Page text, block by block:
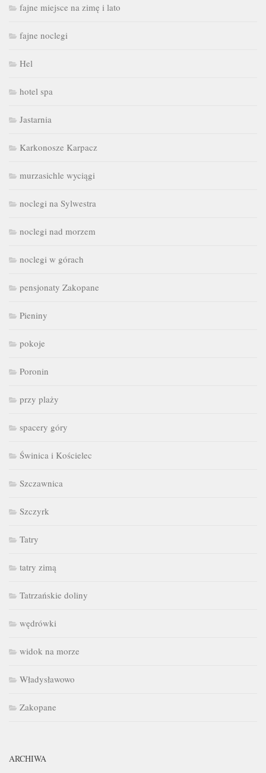
fajne miejsce na zimę i lato
fajne noclegi
Hel
hotel spa
Jastarnia
Karkonosze Karpacz
murzasichle wyciągi
noclegi na Sylwestra
noclegi nad morzem
noclegi w górach
pensjonaty Zakopane
Pieniny
pokoje
Poronin
przy plaży
spacery góry
Świnica i Kościelec
Szczawnica
Szczyrk
Tatry
tatry zimą
Tatrzańskie doliny
wędrówki
widok na morze
Władysławowo
Zakopane
ARCHIWA